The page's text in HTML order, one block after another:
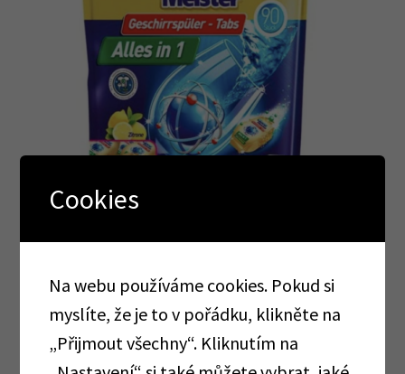
Glanz Meister tablety do myčky 90 ks
219,00Kčbez DPH
264,99Kčvč DPH
Cookies
Na webu používáme cookies. Pokud si
myslíte, že je to v pořádku, klikněte na
„Přijmout všechny“. Kliknutím na